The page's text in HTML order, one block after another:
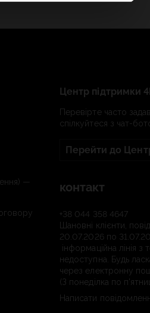
—
Центр підтримки
Перевірте часто
спілкуйтеся з чат-
Перейти до
контакт
+38 044 358 4647
Шановні клієнти,
20.07.2026 по
інформаційна лінія з
недоступна. Будь
через електронну
(З понеділка по
Написати